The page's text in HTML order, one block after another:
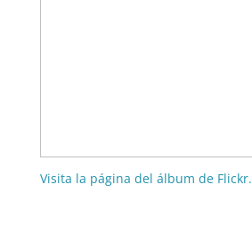
Visita la página del álbum de Flickr.